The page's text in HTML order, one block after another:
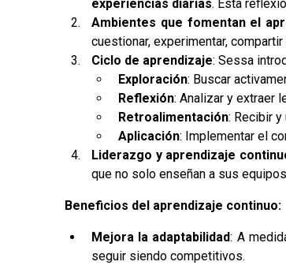
experiencias diarias. Esta
Ambientes que fomentan el
cuestionar, experimentar,
Ciclo de aprendizaje: Sessa
Exploración: Buscar
Reflexión: Analizar y extraer
Retroalimentación: Recibir
Aplicación: Implementar el
Liderazgo y aprendizaje
que no solo enseñan a sus
Beneficios del aprendizaje continuo:
Mejora la adaptabilidad: A
seguir siendo competitivos.